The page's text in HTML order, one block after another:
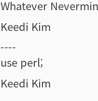
Whatever
Keedi Kim
----
use perl;
Keedi Kim